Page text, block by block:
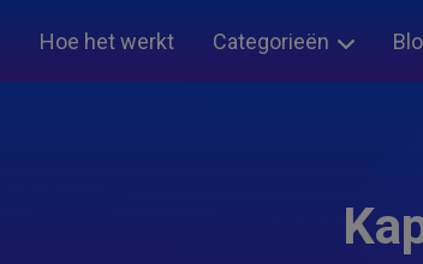
Hoe het werkt Categorieën